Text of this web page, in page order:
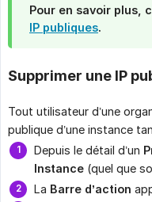
Pour en savoir plus,
IP publiques.
Supprimer une IP
Tout utilisateur d’une
publique d’une instance
Depuis le détail d’un
Instance (quel que
La Barre d’action